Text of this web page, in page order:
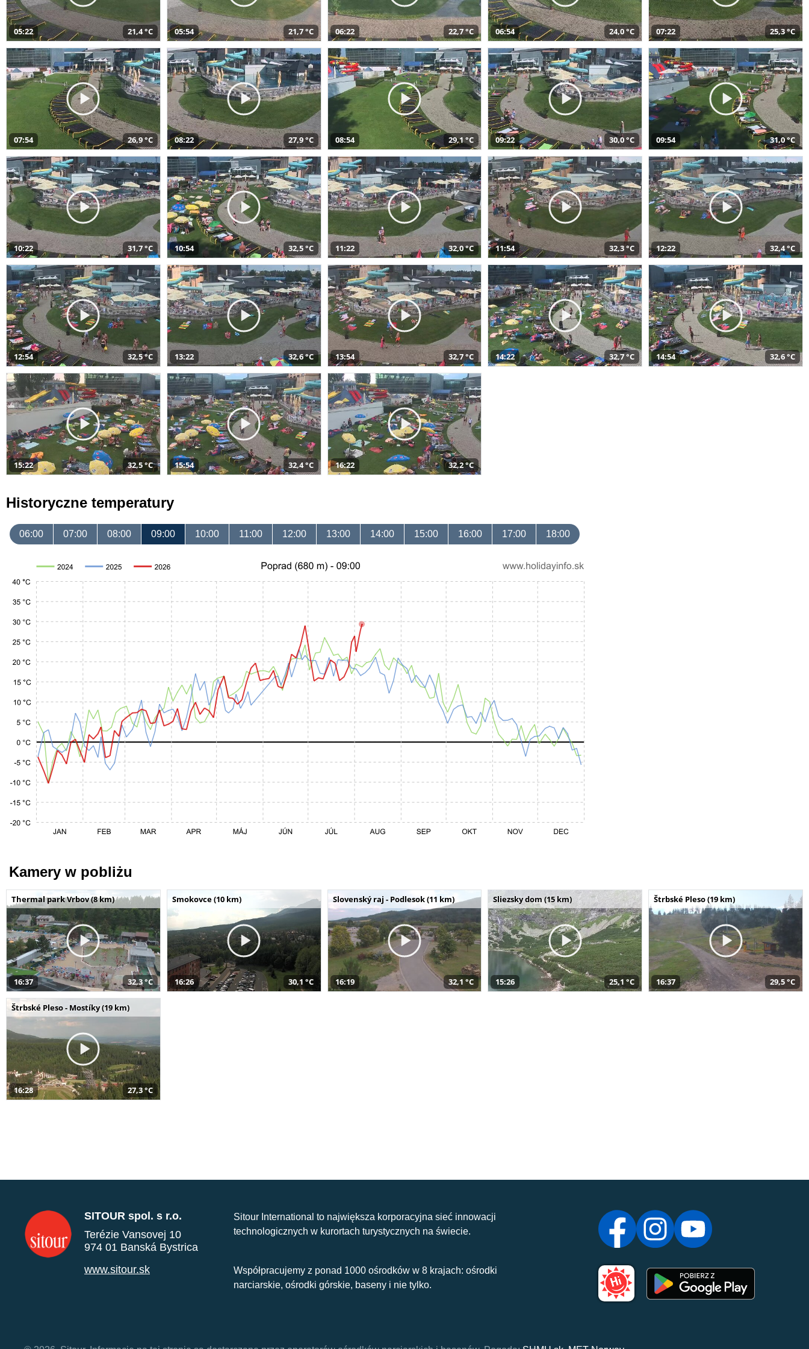
05:22 21,4 °C 05:54 21,7 °C 06:22 22,7 °C 06:54 24,0 °C 07:22 25,3 °C
07:54 26,9 °C 08:22 27,9 °C 08:54 29,1 °C 09:22 30,0 °C 09:54 31,0 °C
10:22 31,7 °C 10:54 32,5 °C 11:22 32,0 °C 11:54 32,3 °C 12:22 32,4 °C
12:54 32,5 °C 13:22 32,6 °C 13:54 32,7 °C 14:22 32,7 °C 14:54 32,6 °C
15:22 32,5 °C 15:54 32,4 °C 16:22 32,2 °C
Historyczne temperatury
06:00 07:00 08:00 09:00 10:00 11:00 12:00 13:00 14:00 15:00 16:00 17:00 18:00
Kamery w pobliżu
Thermal park Vrbov (8 km)
16:37 32,3 °C
Smokovce (10 km)
16:26 30,1 °C
Slovenský raj - Podlesok (11 km)
16:19 32,1 °C
Sliezsky dom (15 km)
15:26 25,1 °C
Štrbské Pleso (19 km)
16:37 29,5 °C
Štrbské Pleso - Mostíky (19 km)
16:28 27,3 °C
SITOUR spol. s r.o.
Terézie Vansovej 10
974 01 Banská Bystrica
www.sitour.sk
Sitour International to największa korporacyjna sieć innowacji
technologicznych w kurortach turystycznych na świecie.
Współpracujemy z ponad 1000 ośrodków w 8 krajach: ośrodki
narciarskie, ośrodki górskie, baseny i nie tylko.